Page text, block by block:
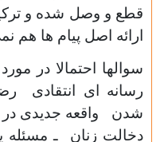
قطع و وصل شده و
ارائه اصل پیام ها هم
سوالها احتمالا در
رسانه ای انتقادی
شدن واقعه جدیدی در
دخالت زنان ـ مسئله